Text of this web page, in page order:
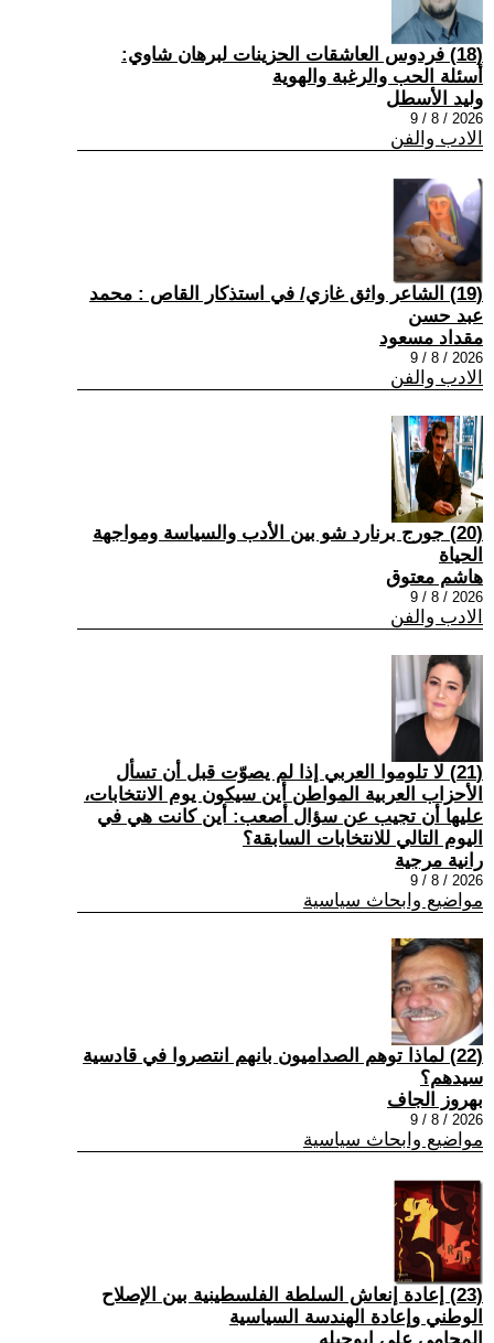
(18) فردوس العاشقات الحزينات لبرهان شاوي:
أسئلة الحب والرغبة والهوية
وليد الأسطل
2026 / 8 / 9
الادب والفن
(19) الشاعر واثق غازي/ في استذكار القاص : محمد
عبد حسن
مقداد مسعود
2026 / 8 / 9
الادب والفن
(20) جورج برنارد شو بين الأدب والسياسة ومواجهة
الحياة
هاشم معتوق
2026 / 8 / 9
الادب والفن
(21) لا تلوموا العربي إذا لم يصوّت قبل أن تسأل
الأحزاب العربية المواطن أين سيكون يوم الانتخابات،
عليها أن تجيب عن سؤال أصعب: أين كانت هي في
اليوم التالي للانتخابات السابقة؟
رانية مرجية
2026 / 8 / 9
مواضيع وابحاث سياسية
(22) ‏لماذا توهم الصداميون بانهم انتصروا في قادسية
سيدهم؟
بهروز الجاف
2026 / 8 / 9
مواضيع وابحاث سياسية
(23) إعادة إنعاش السلطة الفلسطينية بين الإصلاح
الوطني وإعادة الهندسة السياسية